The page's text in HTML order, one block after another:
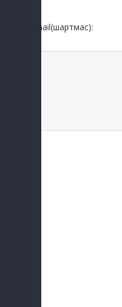
Email(шартмас):